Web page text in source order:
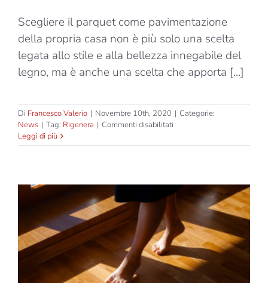
Scegliere il parquet come pavimentazione
della propria casa non è più solo una scelta
legata allo stile e alla bellezza innegabile del
legno, ma è anche una scelta che apporta [...]
Di Francesco Valerio | Novembre 10th, 2020 | Categorie:
News | Tag: Rigenera | Commenti disabilitati
mantenere
con
finitura
olio:
Rigenera
Oil
Leggi di più